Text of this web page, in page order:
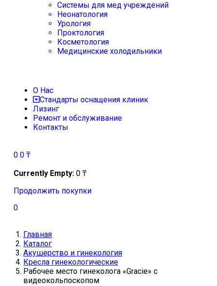
Системы для мед учреждений
Неонатология
Урология
Проктология
Косметология
Медицинские холодильники
О Нас
Стандарты оснащения клиник
Лизинг
Ремонт и обслуживание
Контакты
0 0 ₸
Currently Empty: 0 ₸
Продолжить покупки
0
Главная
Каталог
Акушерство и гинекология
Кресла гинекологические
Рабочее место гинеколога «Gracie» с
видеокольпоскопом